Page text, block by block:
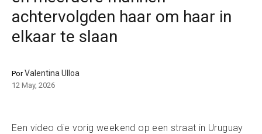
achtervolgden haar om haar in
elkaar te slaan
PorValentina Ulloa
12 May, 2026
Een video die vorig weekend op een straat in Uruguay